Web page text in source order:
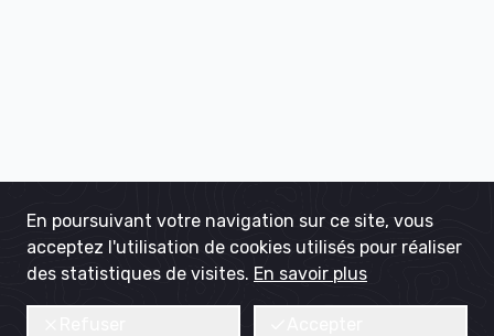
En poursuivant votre navigation sur ce site, vous
acceptez l'utilisation de cookies utilisés pour réaliser
des statistiques de visites. En savoir plus